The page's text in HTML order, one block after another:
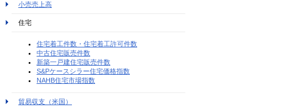
小売売上高
住宅
住宅着工件数・住宅着工許可件数
中古住宅販売件数
新築一戸建住宅販売件数
S&Pケースシラー住宅価格指数
NAHB住宅市場指数
貿易収支（米国）